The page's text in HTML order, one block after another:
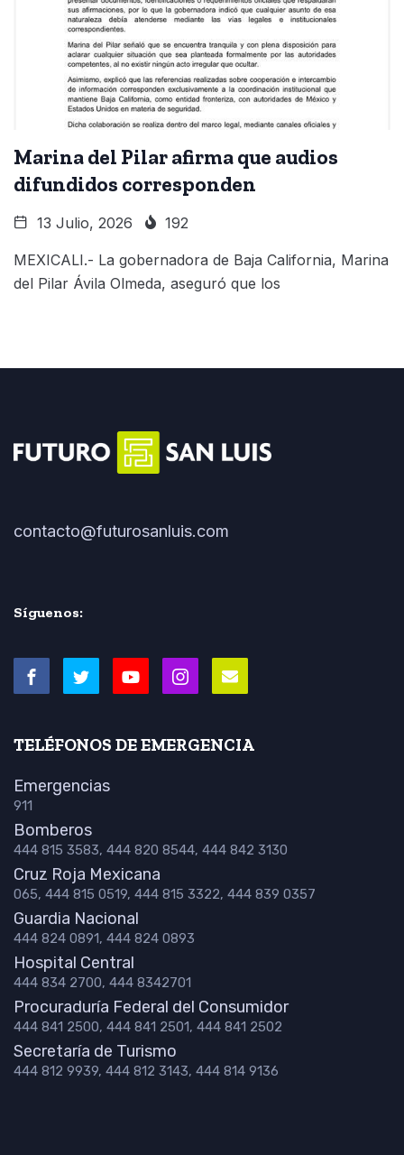
Marina del Pilar afirma que audios
difundidos corresponden
13 Julio, 2026 192
MEXICALI.- La gobernadora de Baja California, Marina
del Pilar Ávila Olmeda, aseguró que los
contacto@futurosanluis.com
Síguenos:
TELÉFONOS DE EMERGENCIA
Emergencias
911
Bomberos
444 815 3583, 444 820 8544, 444 842 3130
Cruz Roja Mexicana
065, 444 815 0519, 444 815 3322, 444 839 0357
Guardia Nacional
444 824 0891, 444 824 0893
Hospital Central
444 834 2700, 444 8342701
Procuraduría Federal del Consumidor
444 841 2500, 444 841 2501, 444 841 2502
Secretaría de Turismo
444 812 9939, 444 812 3143, 444 814 9136